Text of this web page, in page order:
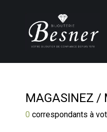
MAGASINEZ
0 correspondants à